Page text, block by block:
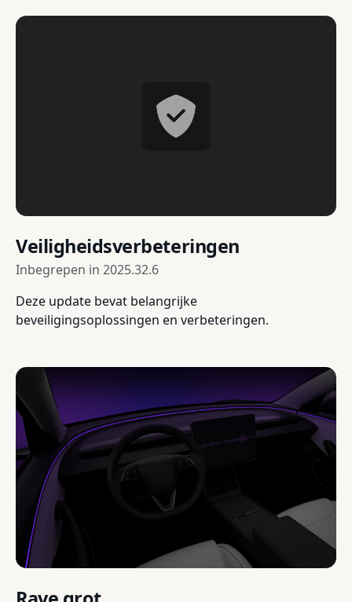
Veiligheidsverbeteringen
Inbegrepen in 2025.32.6
Deze update bevat belangrijke
beveiligingsoplossingen en verbeteringen.